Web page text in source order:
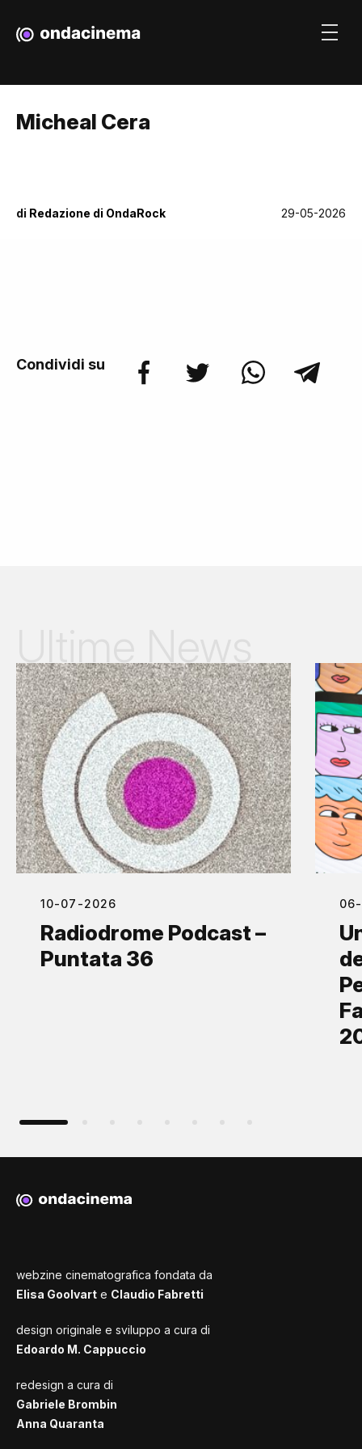
Micheal Cera
di Redazione di OndaRock 29-05-2026
Condividi su
10-07-2026
Radiodrome Podcast –
Puntata 36
webzine cinematografica fondata da
Elisa Goolvart e Claudio Fabretti
design originale e sviluppo a cura di
Edoardo M. Cappuccio
redesign a cura di
Gabriele Brombin
Anna Quaranta